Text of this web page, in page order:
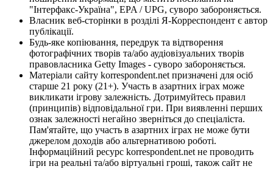
"Інтерфакс-Україна", EPA / UPG, суворо забороняється.
Власник веб-сторінки в розділі Я-Корреспондент є автор
публікації.
Будь-яке копіювання, передрук та відтворення
фотографічних творів та/або аудіовізуальних творів
правовласника Getty Images - суворо забороняється.
Матеріали сайту korrespondent.net призначені для осіб
старше 21 року (21+). Участь в азартних іграх може
викликати ігрову залежність. Дотримуйтесь правил
(принципів) відповідальної гри. При виявленні перших
ознак залежності негайно зверніться до спеціаліста.
Пам'ятайте, що участь в азартних іграх не може бути
джерелом доходів або альтернативою роботі.
Інформаційний ресурс korrespondent.net не проводить
ігри на реальні та/або віртуальні гроші, також сайт не